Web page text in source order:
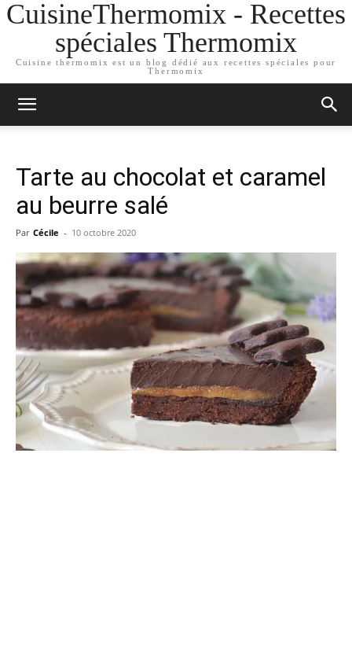
CuisineThermomix - Recettes
spéciales Thermomix
Cuisine thermomix est un blog dédié aux recettes spéciales pour
Thermomix
Tarte au chocolat et caramel
au beurre salé
Par Cécile - 10 octobre 2020